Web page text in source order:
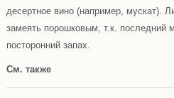
десертное вино (например, мускат).
замеять порошковым, т.к. последний
посторонний запах.
См. также